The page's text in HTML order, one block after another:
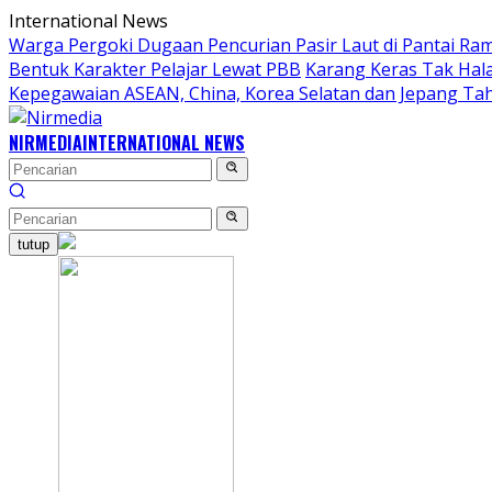
Langsung
ke
konten
International News
Warga Pergoki Dugaan Pencurian Pasir Laut di Pantai
Bentuk Karakter Pelajar Lewat PBB Karang Keras Tak
Kepegawaian ASEAN, China, Korea Selatan dan Jepang
NIRMEDIAINTERNATIONAL NEWS
tutup